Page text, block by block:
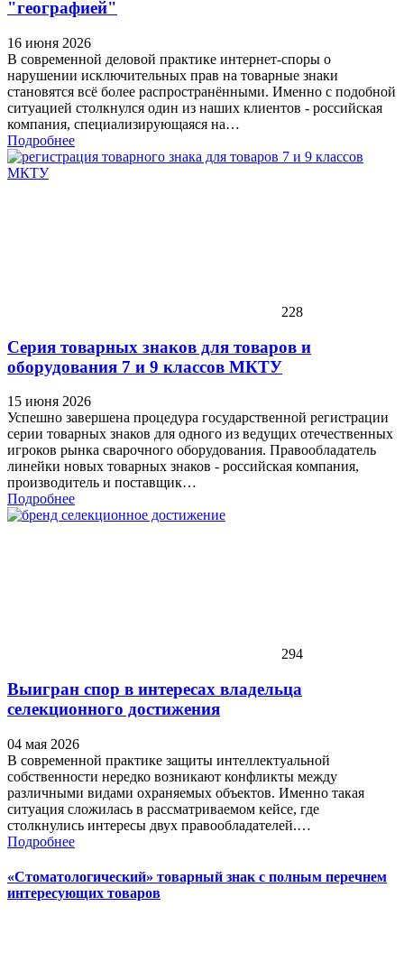
"географией"
16 июня 2026
В современной деловой практике интернет-споры о
нарушении исключительных прав на товарные знаки
становятся всё более распространёнными. Именно с подобной
ситуацией столкнулся один из наших клиентов - российская
компания, специализирующаяся на…
Подробнее
228
Серия товарных знаков для товаров и
оборудования 7 и 9 классов МКТУ
15 июня 2026
Успешно завершена процедура государственной регистрации
серии товарных знаков для одного из ведущих отечественных
игроков рынка сварочного оборудования. Правообладатель
линейки новых товарных знаков - российская компания,
производитель и поставщик…
Подробнее
294
Выигран спор в интересах владельца
селекционного достижения
04 мая 2026
В современной практике защиты интеллектуальной
собственности нередко возникают конфликты между
различными видами охраняемых объектов. Именно такая
ситуация сложилась в рассматриваемом кейсе, где
столкнулись интересы двух правообладателей.…
Подробнее
«Стоматологический» товарный знак с полным перечнем
интересующих товаров